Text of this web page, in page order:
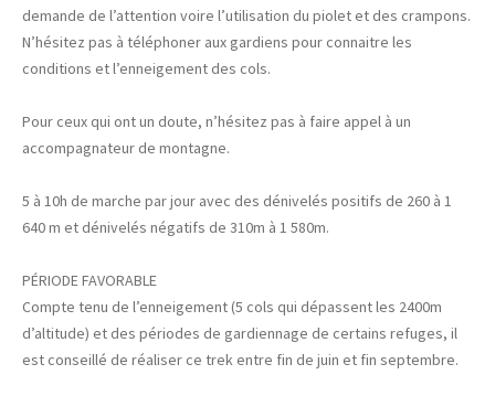
demande de l’attention voire l’utilisation du piolet et des crampons.
N’hésitez pas à téléphoner aux gardiens pour connaitre les
conditions et l’enneigement des cols.
Pour ceux qui ont un doute, n’hésitez pas à faire appel à un
accompagnateur de montagne.
5 à 10h de marche par jour avec des dénivelés positifs de 260 à 1
640 m et dénivelés négatifs de 310m à 1 580m.
PÉRIODE FAVORABLE
Compte tenu de l’enneigement (5 cols qui dépassent les 2400m
d’altitude) et des périodes de gardiennage de certains refuges, il
est conseillé de réaliser ce trek entre fin de juin et fin septembre.